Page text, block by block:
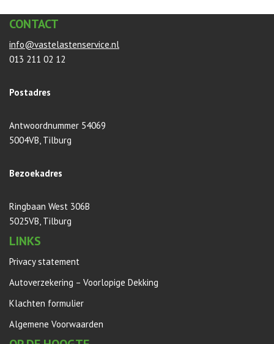
CONTACT
info@vastelastenservice.nl
013 211 02 12
Postadres
Antwoordnummer 54069
5004VB, Tilburg
Bezoekadres
Ringbaan West 306B
5025VB, Tilburg
LINKS
Privacy statement
Autoverzekering – Voorlopige Dekking
Klachten formulier
Algemene Voorwaarden